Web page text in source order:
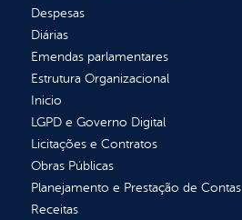
Despesas
Diárias
Emendas parlamentares
Estrutura Organizacional
Inicio
LGPD e Governo Digital
Licitações e Contratos
Obras Públicas
Planejamento e Prestação de Contas
Receitas